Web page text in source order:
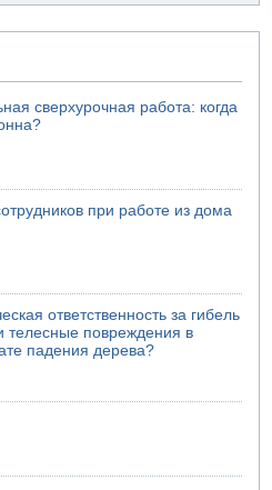
сверхурочная работа: когда
при работе из дома
ответственность за гибель
телесные повреждения в
падения дерева?